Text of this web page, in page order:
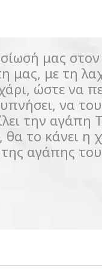
μας
μας, με τη
ώστε να
να
την αγάπη
το κάνει η
αγάπης